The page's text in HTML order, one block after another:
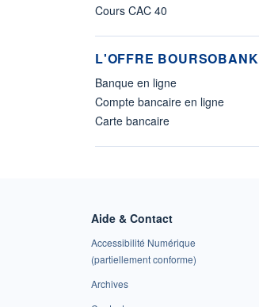
Cours CAC 40
L'OFFRE BOURSOBANK
Banque en ligne
Compte bancaire en ligne
Carte bancaire
Aide & Contact
Accessibilité Numérique
(partiellement conforme)
Archives